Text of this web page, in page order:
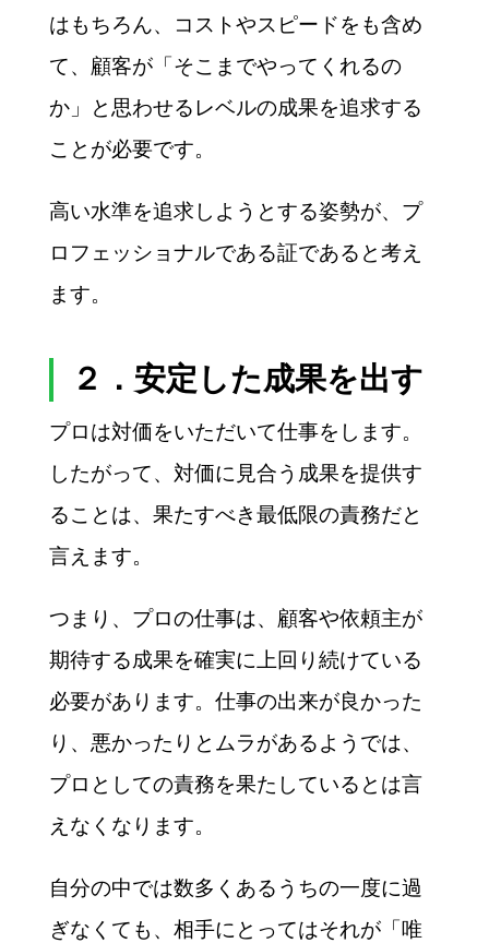
はもちろん、コストやスピードをも含め
て、顧客が「そこまでやってくれるの
か」と思わせるレベルの成果を追求する
ことが必要です。
高い水準を追求しようとする姿勢が、プ
ロフェッショナルである証であると考え
ます。
２．安定した成果を出す
プロは対価をいただいて仕事をします。
したがって、対価に見合う成果を提供す
ることは、果たすべき最低限の責務だと
言えます。
つまり、プロの仕事は、顧客や依頼主が
期待する成果を確実に上回り続けている
必要があります。仕事の出来が良かった
り、悪かったりとムラがあるようでは、
プロとしての責務を果たしているとは言
えなくなります。
自分の中では数多くあるうちの一度に過
ぎなくても、相手にとってはそれが「唯